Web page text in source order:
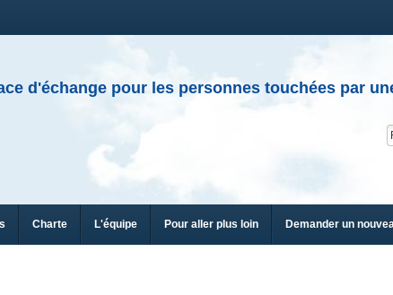
d'échange pour les personnes touchées par
Charte L'équipe Pour aller plus loin Demander un